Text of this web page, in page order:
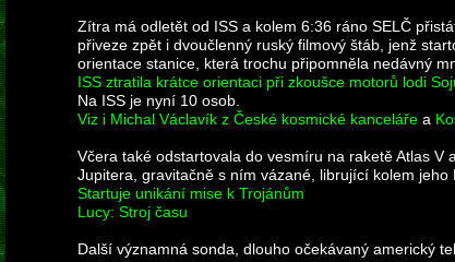
Zítra má odletět od ISS a kolem 6:36 ráno SELČ
přiveze zpět i dvoučlenný ruský filmový štáb, jenž
orientace stanice, která trochu připomněla nedávný
ISS ztratila krátce orientaci při zkoušce motorů lodi
Na ISS je nyní 10 osob.
Viz i Michal Václavík z České kosmické kanceláře a
Včera také odstartovala do vesmíru na raketě Atlas V
Jupitera, gravitačně s ním vázané, librující kolem
Startuje unikání mise k Trojánům
Lucy: Stroj času
Další významná sonda, dlouho očekávaný americký